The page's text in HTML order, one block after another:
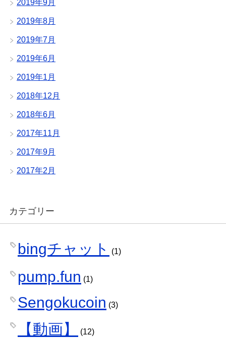
2019年9月
2019年8月
2019年7月
2019年6月
2019年1月
2018年12月
2018年6月
2017年11月
2017年9月
2017年2月
カテゴリー
bingチャット (1)
pump.fun (1)
Sengokucoin (3)
【動画】 (12)